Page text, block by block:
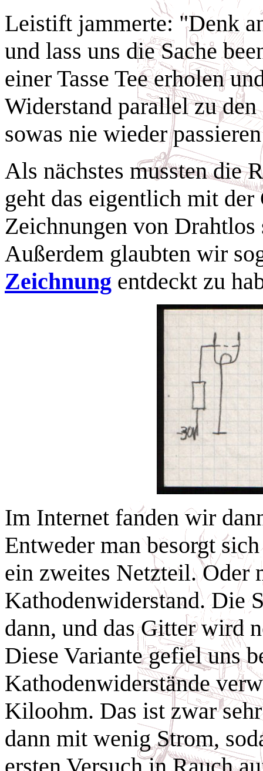
Leistift jammerte: "Denk
und lass uns die Sache
einer Tasse Tee erholen
Widerstand parallel zu
sowas nie wieder
Als nächstes mussten die
geht das eigentlich mit
Zeichnungen von
Außerdem glaubten wir
Zeichnung entdeckt zu
Im Internet fanden wir
Entweder man besorgt
ein zweites Netzteil. Oder
Kathodenwiderstand. Die
dann, und das Gitter wird
Diese Variante gefiel uns
Kathodenwiderstände
Kiloohm. Das ist zwar
dann mit wenig Strom,